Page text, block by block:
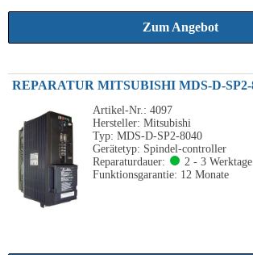
Zum Angebot
Artikel-Nr.: 4097
Hersteller: Mitsubishi
Typ: MDS-D-SP2-8040
Gerätetyp: Spindel-controller
Reparaturdauer:
2 - 3 Werktage
Funktionsgarantie: 12 Monate